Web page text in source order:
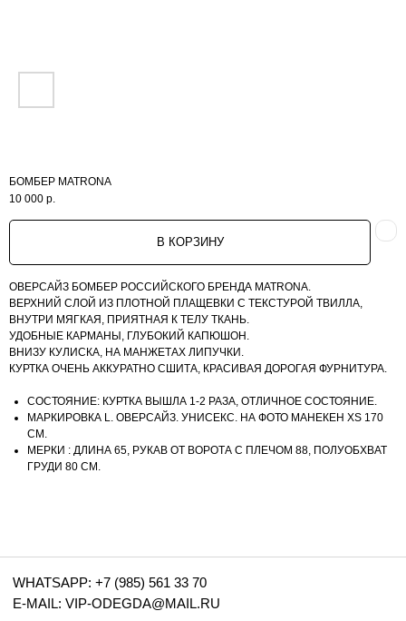
БОМБЕР MATRONA
10 000 р.
В КОРЗИНУ
ОВЕРСАЙЗ БОМБЕР РОССИЙСКОГО БРЕНДА MATRONA.
ВЕРХНИЙ СЛОЙ ИЗ ПЛОТНОЙ ПЛАЩЕВКИ С ТЕКСТУРОЙ ТВИЛЛА,
ВНУТРИ МЯГКАЯ, ПРИЯТНАЯ К ТЕЛУ ТКАНЬ.
УДОБНЫЕ КАРМАНЫ, ГЛУБОКИЙ КАПЮШОН.
ВНИЗУ КУЛИСКА, НА МАНЖЕТАХ ЛИПУЧКИ.
КУРТКА ОЧЕНЬ АККУРАТНО СШИТА, КРАСИВАЯ ДОРОГАЯ ФУРНИТУРА.
СОСТОЯНИЕ: КУРТКА ВЫШЛА 1-2 РАЗА, ОТЛИЧНОЕ СОСТОЯНИЕ.
МАРКИРОВКА L. ОВЕРСАЙЗ. УНИСЕКС. НА ФОТО МАНЕКЕН XS 170
СМ.
МЕРКИ : ДЛИНА 65, РУКАВ ОТ ВОРОТА С ПЛЕЧОМ 88, ПОЛУОБХВАТ
ГРУДИ 80 СМ.
E-MAIL: VIP-ODEGDA@MAIL.RU
КОНТАКТЫ
ПОЛИТИКА КОНФИДЕНЦИАЛЬНОСТИ
ПУБЛИЧНАЯ ОФЕРТА